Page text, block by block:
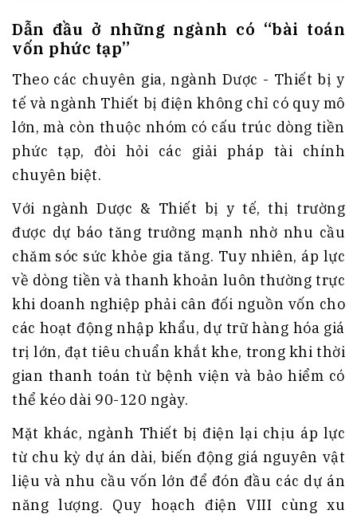
Dẫn đầu ở những ngành có “bài toán
vốn phức tạp”
Theo các chuyên gia, ngành Dược - Thiết bị y
tế và ngành Thiết bị điện không chỉ có quy mô
lớn, mà còn thuộc nhóm có cấu trúc dòng tiền
phức tạp, đòi hỏi các giải pháp tài chính
chuyên biệt.
Với ngành Dược & Thiết bị y tế, thị trường
được dự báo tăng trưởng mạnh nhờ nhu cầu
chăm sóc sức khỏe gia tăng. Tuy nhiên, áp lực
về dòng tiền và thanh khoản luôn thường trực
khi doanh nghiệp phải cân đối nguồn vốn cho
các hoạt động nhập khẩu, dự trữ hàng hóa giá
trị lớn, đạt tiêu chuẩn khắt khe, trong khi thời
gian thanh toán từ bệnh viện và bảo hiểm có
thể kéo dài 90-120 ngày.
Mặt khác, ngành Thiết bị điện lại chịu áp lực
từ chu kỳ dự án dài, biến động giá nguyên vật
liệu và nhu cầu vốn lớn để đón đầu các dự án
năng lượng. Quy hoạch điện VIII cùng xu